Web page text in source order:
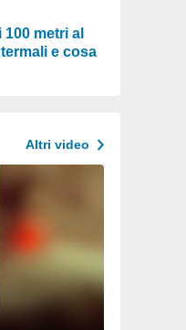
metri al
e cosa
Altri video